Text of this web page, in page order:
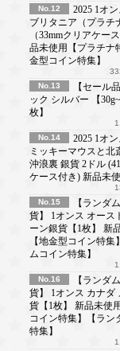
No.12
2025 1オ
ブリタニア（プラチ
（33mmクリアケー
品未使用【プラチナ
金型コイン特集】
No.13
【セール
ック シルバー 【
枚】
No.14
2025 1オ
ミッキーマウスと北
沖浪裏 銀貨 2ドル
ケース付き) 新品未
No.15
【ランダ
貨】 1オンス オース
ーン銀貨【1枚】 新
【地金型コイン特集
ムコイン特集】
No.16
【ランダ
貨】 1オンス カナダ
貨【1枚】 新品未使
コイン特集】【ラン
特集】